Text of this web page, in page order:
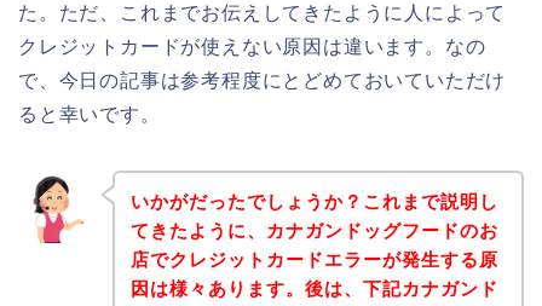
た。ただ、これまでお伝えしてきたように人によって
クレジットカードが使えない原因は違います。なの
で、今日の記事は参考程度にとどめておいていただけ
ると幸いです。
いかがだったでしょうか？これまで説明し
てきたように、カナガンドッグフードのお
店でクレジットカードエラーが発生する原
因は様々あります。後は、下記カナガンド